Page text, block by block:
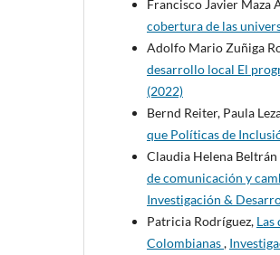
Francisco Javier Maza
cobertura de las
Adolfo Mario Zuñiga
desarrollo local El
(2022)
Bernd Reiter, Paula
que Políticas de
Claudia Helena Beltrán
de comunicación y
Investigación &
Patricia Rodríguez, Las
Colombianas,